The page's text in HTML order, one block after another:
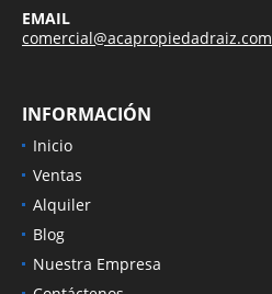
EMAIL
comercial@acapropiedadraiz.com
INFORMACIÓN
Inicio
Ventas
Alquiler
Blog
Nuestra Empresa